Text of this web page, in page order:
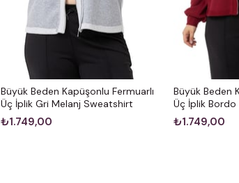
Büyük Beden Kapüşonlu Fermuarlı
Üç İplik Gri Melanj Sweatshirt
₺1.749,00
Büyük Beden
Üç İplik
₺1.749,00